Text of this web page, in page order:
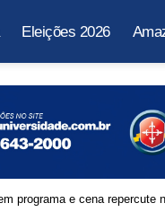
Eleições 2026
programa e cena repercute